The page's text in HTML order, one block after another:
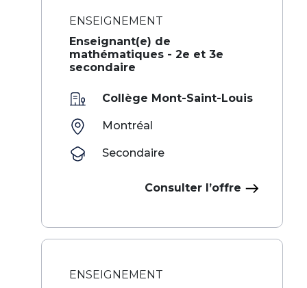
ENSEIGNEMENT
Enseignant(e) de
mathématiques - 2e et 3e
secondaire
Collège Mont-Saint-Louis
Montréal
Secondaire
Consulter l’offre
ENSEIGNEMENT